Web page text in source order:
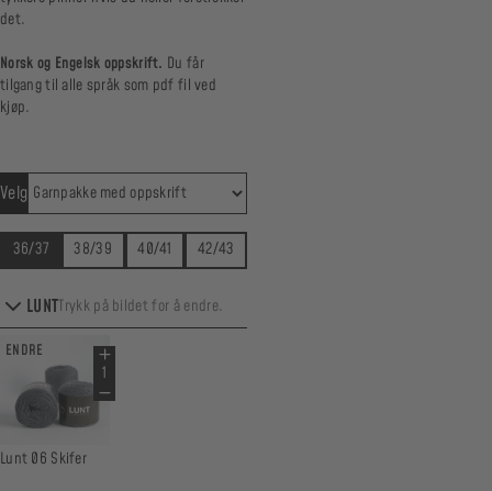
det.
Norsk og Engelsk oppskrift. Du får
tilgang til alle språk som pdf fil ved
kjøp.
Velg
36/37 38/39 40/41 42/43
LUNTTrykk på bildet for å endre.
ENDRE
Lunt 06 Skifer